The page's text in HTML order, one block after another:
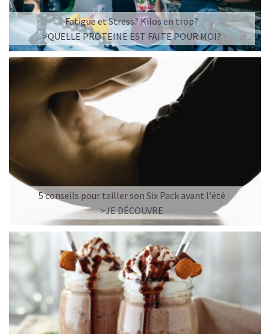
Fatigue et Stress? Kilos en trop?
>QUELLE PROTEINE EST FAITE POUR MOI?
5 conseils pour tailler son Six Pack avant l'été
>JE DÉCOUVRE